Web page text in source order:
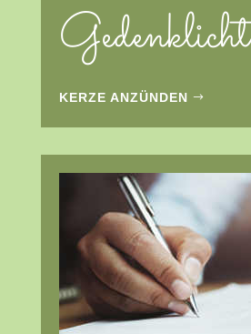
Gedenklicht
KERZE ANZÜNDEN